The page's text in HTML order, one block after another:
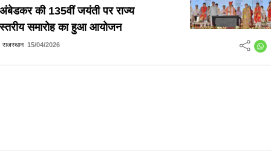
अंबेडकर की 135वीं जयंती पर राज्य
स्तरीय समारोह का हुआ आयोजन
राजस्थान 15/04/2026